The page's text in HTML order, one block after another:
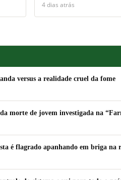
4 dias atrás
versus a realidade cruel da fome
morte de jovem investigada na
é flagrado apanhando em briga na